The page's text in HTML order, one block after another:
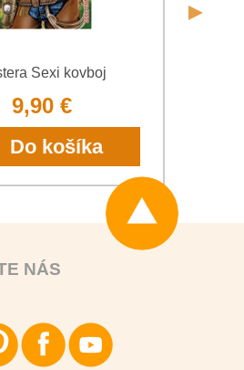
Sexi kovboj
9,90 €
Do košíka
NÁS